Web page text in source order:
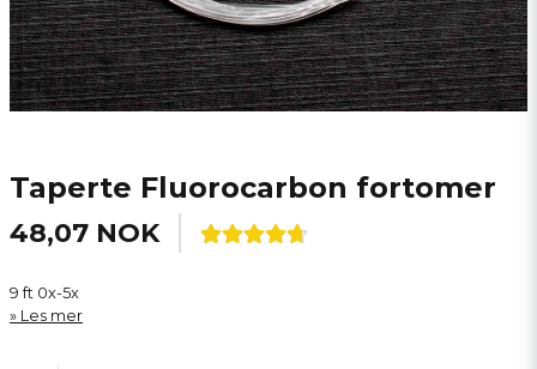
Taperte Fluorocarbon fortomer
48,07 NOK
9 ft 0x-5x
Les mer